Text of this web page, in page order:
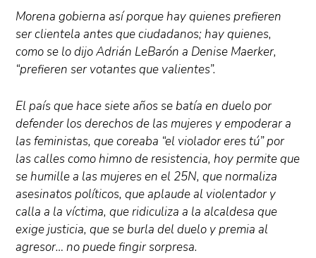
Morena gobierna así porque hay quienes prefieren
ser clientela antes que ciudadanos; hay quienes,
como se lo dijo Adrián LeBarón a Denise Maerker,
“prefieren ser votantes que valientes”.
El país que hace siete años se batía en duelo por
defender los derechos de las mujeres y empoderar a
las feministas, que coreaba “el violador eres tú” por
las calles como himno de resistencia, hoy permite que
se humille a las mujeres en el 25N, que normaliza
asesinatos políticos, que aplaude al violentador y
calla a la víctima, que ridiculiza a la alcaldesa que
exige justicia, que se burla del duelo y premia al
agresor… no puede fingir sorpresa.